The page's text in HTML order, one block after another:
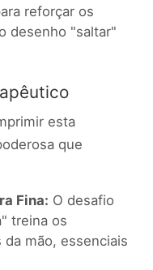
reforçar os
desenho "saltar"
esta
que
Fina: O desafio
treina os
mão, essenciais